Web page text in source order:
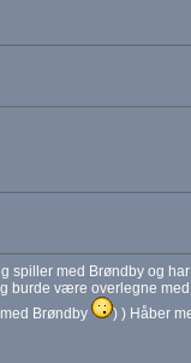
spiller med Brøndby og
burde være overlegne
Brøndby
) ) Håber